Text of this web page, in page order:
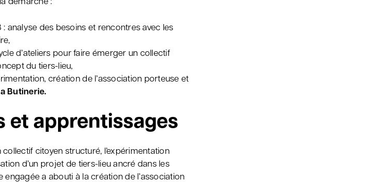
analyse des besoins et rencontres avec les
d’ateliers pour faire émerger un collectif
du tiers-lieu,
création de l’association porteuse et
Butinerie.
et apprentissages
citoyen structuré, l’expérimentation
d’un projet de tiers-lieu ancré dans les
a abouti à la création de l’association